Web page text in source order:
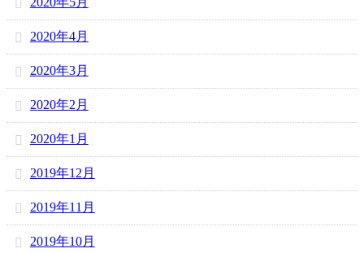
2020年4月
2020年3月
2020年2月
2020年1月
2019年12月
2019年11月
2019年10月